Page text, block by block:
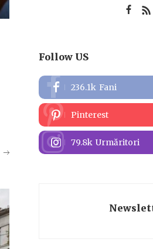
Follow US
236.1k Fani
Pinterest
79.8k Urmăritori